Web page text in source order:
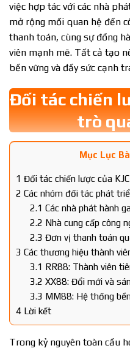
việc hợp tác với các nhà
mở rộng mối quan hệ đến
thanh toán, cùng sự đồng
viên mạnh mẽ. Tất cả tạo
bền vững và đầy sức cạnh
Đối tác chiến
trò
Mục Lục
1 Đối tác chiến lược của
2 Các nhóm đối tác phát
2.1 Các nhà phát hành
2.2 Nhà cung cấp công
2.3 Đơn vị thanh toán
3 Các thương hiệu thành
3.1 RR88: Thành viên
3.2 XX88: Đổi mới và
3.3 MM88: Hệ thống
4 Lời kết
Trong kỷ nguyên toàn cầu